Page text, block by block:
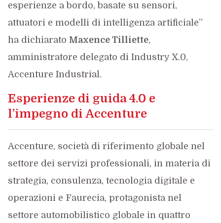
esperienze a bordo, basate su sensori,
attuatori e modelli di intelligenza artificiale”
ha dichiarato Maxence Tilliette,
amministratore delegato di Industry X.0,
Accenture Industrial.
Esperienze di guida 4.0 e
l’impegno di Accenture
Accenture, società di riferimento globale nel
settore dei servizi professionali, in materia di
strategia, consulenza, tecnologia digitale e
operazioni e Faurecia, protagonista nel
settore automobilistico globale in quattro